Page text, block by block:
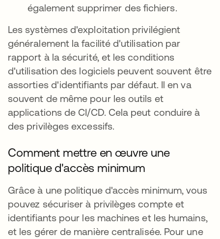
également supprimer des fichiers.
Les systèmes d'exploitation privilégient
généralement la facilité d'utilisation par
rapport à la sécurité, et les conditions
d'utilisation des logiciels peuvent souvent être
assorties d'identifiants par défaut. Il en va
souvent de même pour les outils et
applications de CI/CD. Cela peut conduire à
des privilèges excessifs.
Comment mettre en œuvre une
politique d'accès minimum
Grâce à une politique d'accès minimum, vous
pouvez sécuriser à privilèges compte et
identifiants pour les machines et les humains,
et les gérer de manière centralisée. Pour une